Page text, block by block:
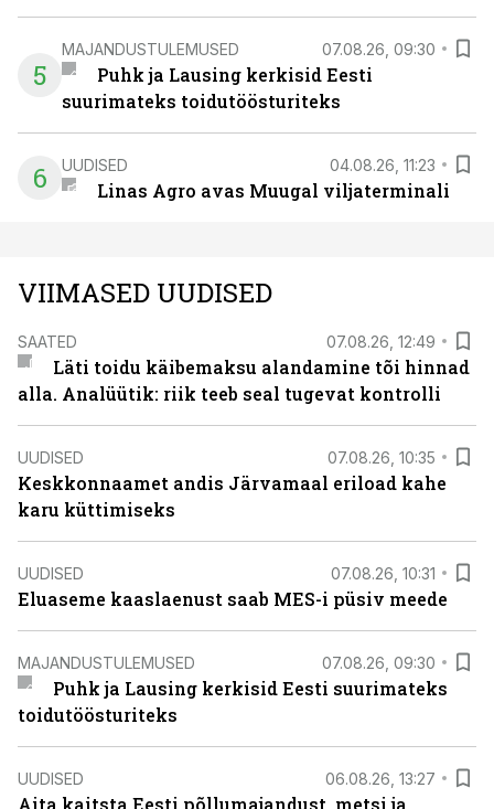
5
MAJANDUSTULEMUSED 07.08.26, 09:30
Puhk ja Lausing kerkisid Eesti
suurimateks toidutöösturiteks
6 UUDISED 04.08.26, 11:23
Linas Agro avas Muugal viljaterminali
VIIMASED UUDISED
SAATED 07.08.26, 12:49
Läti toidu käibemaksu alandamine tõi hinnad
alla. Analüütik: riik teeb seal tugevat kontrolli
UUDISED 07.08.26, 10:35
Keskkonnaamet andis Järvamaal eriload kahe
karu küttimiseks
UUDISED 07.08.26, 10:31
Eluaseme kaaslaenust saab MES-i püsiv meede
MAJANDUSTULEMUSED 07.08.26, 09:30
Puhk ja Lausing kerkisid Eesti suurimateks
toidutöösturiteks
UUDISED 06.08.26, 13:27
Aita kaitsta Eesti põllumajandust, metsi ja